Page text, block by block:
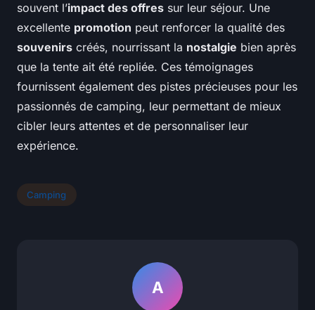
souvent l’impact des offres sur leur séjour. Une
excellente promotion peut renforcer la qualité des
souvenirs créés, nourrissant la nostalgie bien après
que la tente ait été repliée. Ces témoignages
fournissent également des pistes précieuses pour les
passionnés de camping, leur permettant de mieux
cibler leurs attentes et de personnaliser leur
expérience.
Camping
A